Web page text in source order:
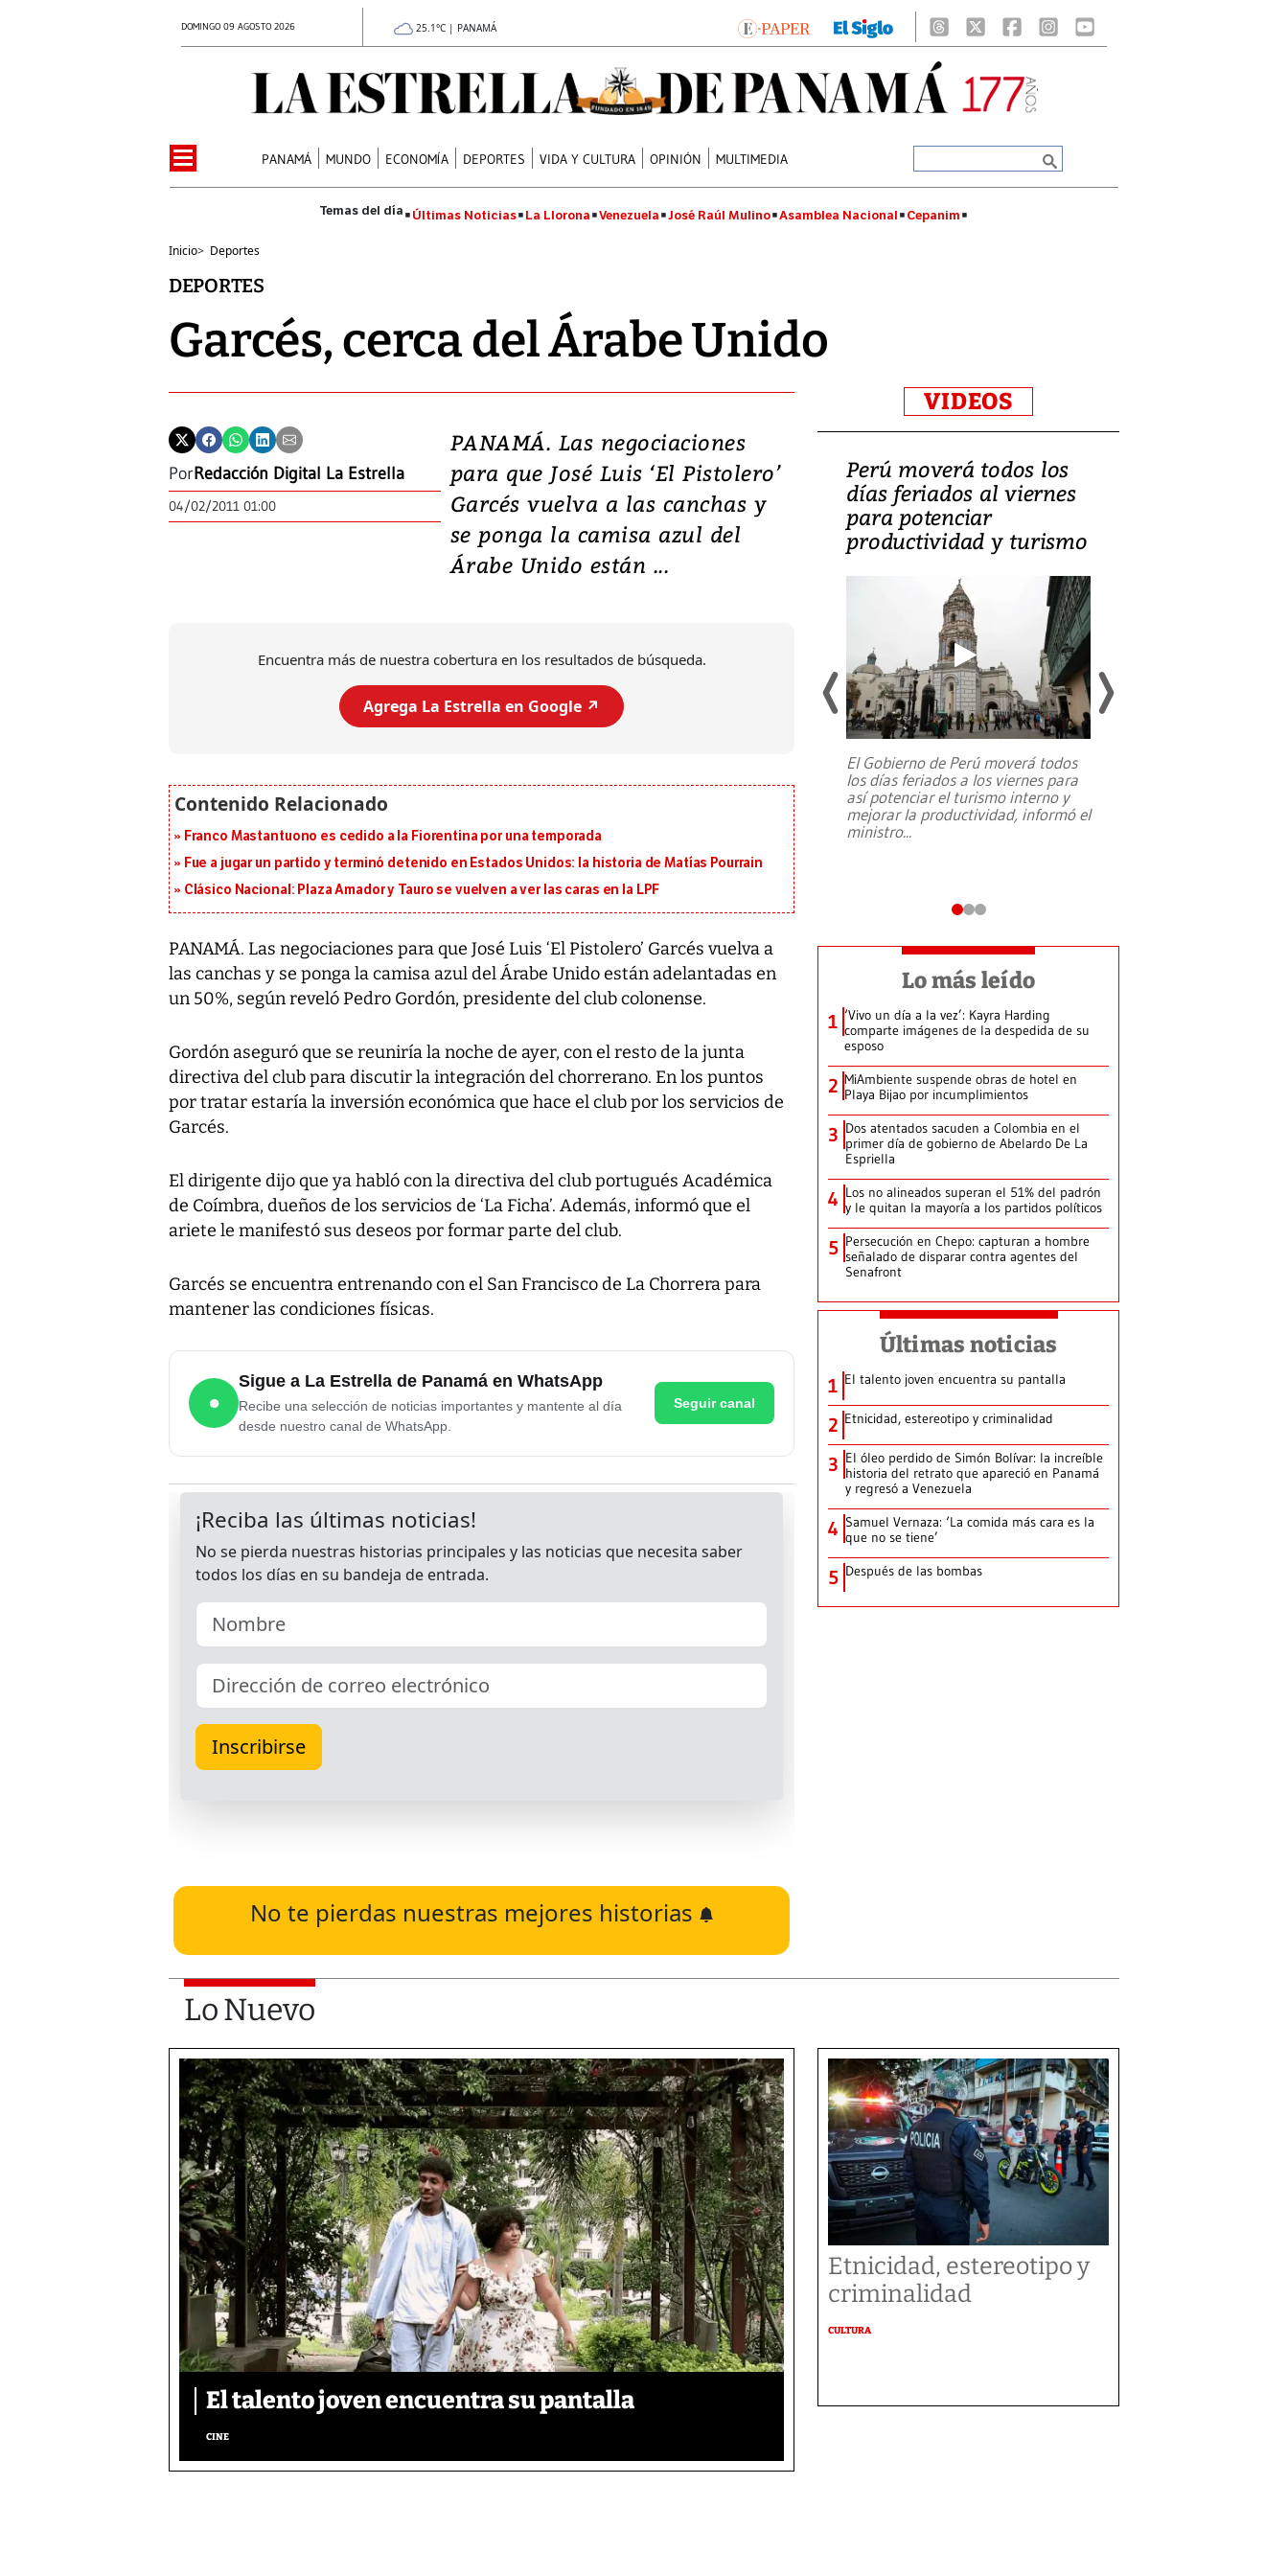
DOMINGO 09 AGOSTO 2026 25.1°C | PANAMÁ
PANAMÁ MUNDO ECONOMÍA DEPORTES VIDA Y CULTURA OPINIÓN MULTIMEDIA
Últimas Noticias La Llorona Venezuela José Raúl Mulino Asamblea Nacional Cepanim
Inicio> Deportes
DEPORTES
Garcés, cerca del Árabe Unido
PorRedacción Digital La Estrella
04/02/2011 01:00
PANAMÁ. Las negociaciones
para que José Luis ‘El Pistolero’
Garcés vuelva a las canchas y
se ponga la camisa azul del
Árabe Unido están ...
Encuentra más de nuestra cobertura en los resultados de búsqueda.
Agrega La Estrella en Google ↗️
Franco Mastantuono es cedido a la Fiorentina por una temporada
Fue a jugar un partido y terminó detenido en Estados Unidos: la historia de Matías Pourrain
Clásico Nacional: Plaza Amador y Tauro se vuelven a ver las caras en la LPF
PANAMÁ. Las negociaciones para que José Luis ‘El Pistolero’ Garcés vuelva a
las canchas y se ponga la camisa azul del Árabe Unido están adelantadas en
un 50%, según reveló Pedro Gordón, presidente del club colonense.
Gordón aseguró que se reuniría la noche de ayer, con el resto de la junta
directiva del club para discutir la integración del chorrerano. En los puntos
por tratar estaría la inversión económica que hace el club por los servicios de
Garcés.
El dirigente dijo que ya habló con la directiva del club portugués Académica
de Coímbra, dueños de los servicios de ‘La Ficha’. Además, informó que el
ariete le manifestó sus deseos por formar parte del club.
Garcés se encuentra entrenando con el San Francisco de La Chorrera para
mantener las condiciones físicas.
●
Sigue a La Estrella de Panamá en WhatsApp
Recibe una selección de noticias importantes y mantente al día
desde nuestro canal de WhatsApp.
Seguir canal
No te pierdas nuestras mejores historias
VIDEOS
Video: Lula lanza su
candidatura con
promesas de inversión
en defensa, educación y
tierras raras
Entre recuerdos y escuetas
da Silva, oficializó este domingo su
candidatura...
Perú moverá todos los
días feriados al viernes
para potenciar
productividad y turismo
El Gobierno de Perú moverá todos
los días feriados a los viernes para
así potenciar el turismo interno y
mejorar la productividad, informó el
ministro...
Lo más leído
1 ‘Vivo un día a la vez’: Kayra Harding
comparte imágenes de la despedida de su
esposo
2 MiAmbiente suspende obras de hotel en
Playa Bijao por incumplimientos
3 Dos atentados sacuden a Colombia en el
primer día de gobierno de Abelardo De La
Espriella
4 Los no alineados superan el 51% del padrón
y le quitan la mayoría a los partidos políticos
5 Persecución en Chepo: capturan a hombre
señalado de disparar contra agentes del
Senafront
Últimas noticias
1 El talento joven encuentra su pantalla​
2 Etnicidad, estereotipo y criminalidad
3 El óleo perdido de Simón Bolívar: la increíble
historia del retrato que apareció en Panamá
y regresó a Venezuela
4 Samuel Vernaza: ‘La comida más cara es la
que no se tiene’
5 Después de las bombas
Lo Nuevo
El talento joven encuentra su pantalla​
CINE
Etnicidad, estereotipo y
criminalidad
CULTURA